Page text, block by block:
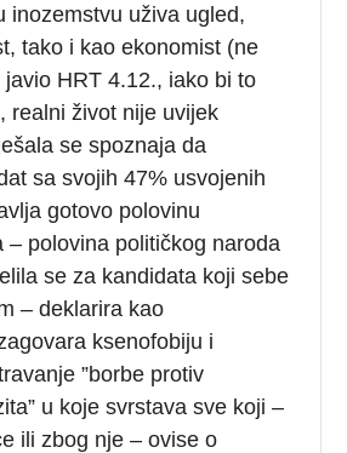
inozemstvu uživa ugled,
tako i kao ekonomist (ne
HRT 4.12., iako bi to
realni život nije uvijek
se spoznaja da
sa svojih 47% usvojenih
gotovo polovinu
– polovina političkog naroda
se za kandidata koji sebe
– deklarira kao
ksenofobiju i
”borbe protiv
u koje svrstava sve koji –
ili zbog nje – ovise o